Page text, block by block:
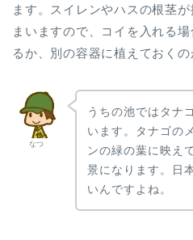
ます。スイレンやハスの根茎
まいますので、コイを入れる
るか、別の容器に植えておくの
なつ
うちの池ではタナ
います。タナゴの
ンの緑の葉に映え
景になります。日
いんですよね。